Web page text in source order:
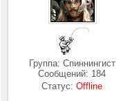
Группа: Спиннингист
Сообщений: 184
Статус:Offline